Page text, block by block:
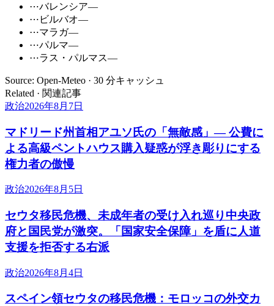
⋯バレンシア—
⋯ ビルバオ—
⋯マラガ—
⋯パルマ—
⋯ラス・パルマス—
Source: Open-Meteo · 30 分キャッシュ
Related · 関連記事
政治2026年8月7日
マドリード州首相アユソ氏の「無敵感」— 公費に
よる高級ペントハウス購入疑惑が浮き彫りにする
権力者の傲慢
政治2026年8月5日
セウタ移民危機、未成年者の受け入れ巡り中央政
府と国民党が激突。「国家安全保障」を盾に人道
支援を拒否する右派
政治2026年8月4日
スペイン領セウタの移民危機：モロッコの外交カ